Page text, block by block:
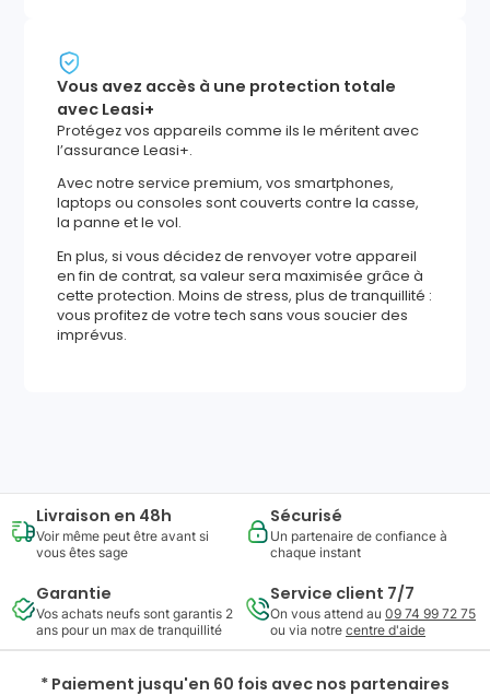
Vous avez accès à une protection totale
avec Leasi+
Protégez vos appareils comme ils le méritent avec
l’assurance Leasi+.
Avec notre service premium, vos smartphones,
laptops ou consoles sont couverts contre la casse,
la panne et le vol.
En plus, si vous décidez de renvoyer votre appareil
en fin de contrat, sa valeur sera maximisée grâce à
cette protection. Moins de stress, plus de tranquillité :
vous profitez de votre tech sans vous soucier des
imprévus.
Livraison en 48h
Voir même peut être avant si
vous êtes sage
Sécurisé
Un partenaire de confiance à
chaque instant
Garantie
Vos achats neufs sont garantis 2
ans pour un max de tranquillité
Service client 7/7
On vous attend au 09 74 99 72 75
ou via notre centre d'aide
* Paiement jusqu'en 60 fois avec nos partenaires